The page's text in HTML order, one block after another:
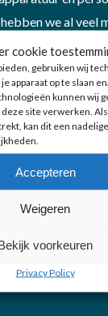
cookie
gebruiken wij
apparaat op te slaan
kunnen wij
site verwerken.
kan dit een
Accepteren
Weigeren
voorkeuren
Privacy Policy
we al veel
komen én te
bij